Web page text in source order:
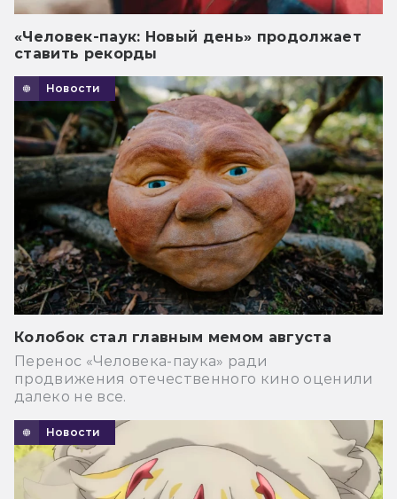
«Человек-паук: Новый день» продолжает
ставить рекорды
Новости
Колобок стал главным мемом августа
Перенос «Человека-паука» ради
продвижения отечественного кино оценили
далеко не все.
Новости